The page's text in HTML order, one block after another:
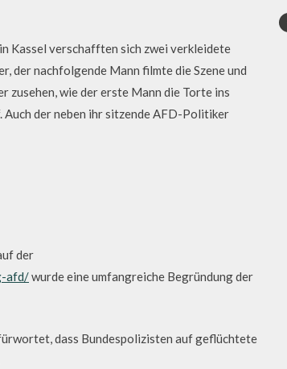
Kassel verschafften sich zwei verkleidete
der nachfolgende Mann filmte die Szene und
zusehen, wie der erste Mann die Torte ins
der neben ihr sitzende AFD-Politiker
der
afd/wurde eine umfangreiche Begründung der
dass Bundespolizisten auf geflüchtete